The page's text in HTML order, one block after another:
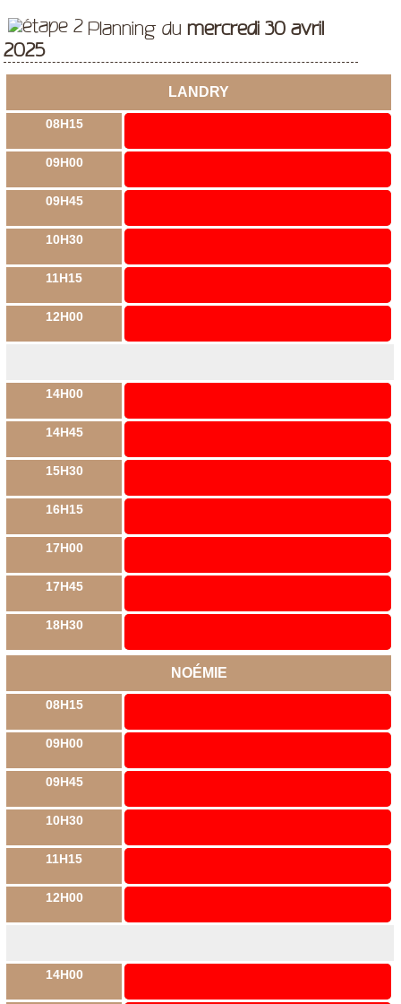
Planning dumercredi 30 avril
2025
LANDRY
08H15
09H00
09H45
10H30
11H15
12H00
14H00
14H45
15H30
16H15
17H00
17H45
18H30
NOÉMIE
08H15
09H00
09H45
10H30
11H15
12H00
14H00